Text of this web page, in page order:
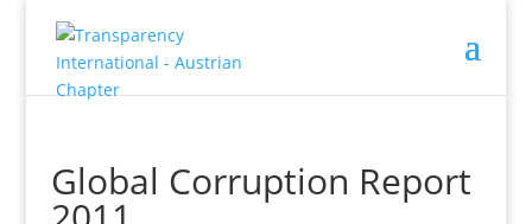
Global Corruption Report